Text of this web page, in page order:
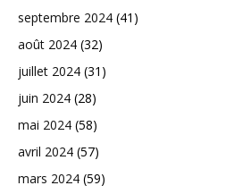
septembre 2024 (41)
août 2024 (32)
juillet 2024 (31)
juin 2024 (28)
mai 2024 (58)
avril 2024 (57)
mars 2024 (59)